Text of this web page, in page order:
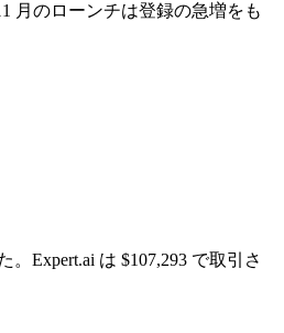
月のローンチは登録の急増をも
Expert.ai は $107,293 で取引さ